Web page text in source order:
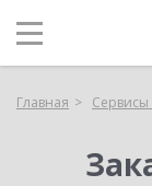
Главная